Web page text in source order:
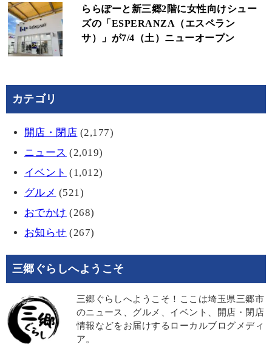
ららぽーと新三郷2階に女性向けシュー
ズの「ESPERANZA（エスペラン
サ）」が7/4（土）ニューオープン
カテゴリ
開店・閉店 (2,177)
ニュース (2,019)
イベント (1,012)
グルメ (521)
おでかけ (268)
お知らせ (267)
三郷ぐらしへようこそ
三郷ぐらしへようこそ！ここは埼玉県三郷市
のニュース、グルメ、イベント、開店・閉店
情報などをお届けするローカルブログメディ
ア。